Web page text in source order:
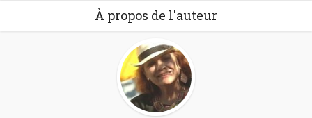
À propos de l'auteur